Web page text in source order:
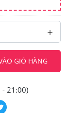
GIỎ HÀNG
- 21:00)